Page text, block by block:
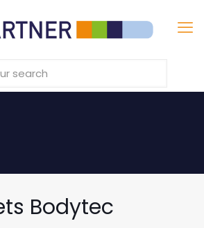
Bodytec